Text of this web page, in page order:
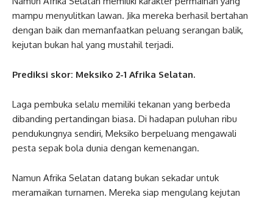
mampu menyulitkan lawan. Jika mereka berhasil bertahan
dengan baik dan memanfaatkan peluang serangan balik,
kejutan bukan hal yang mustahil terjadi.
Prediksi skor: Meksiko 2-1 Afrika Selatan.
Laga pembuka selalu memiliki tekanan yang berbeda
dibanding pertandingan biasa. Di hadapan puluhan ribu
pendukungnya sendiri, Meksiko berpeluang mengawali
pesta sepak bola dunia dengan kemenangan.
Namun Afrika Selatan datang bukan sekadar untuk
meramaikan turnamen. Mereka siap mengulang kejutan